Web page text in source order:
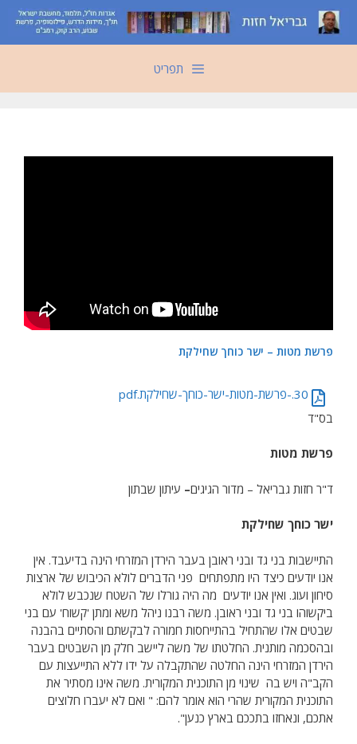
לדלג
לתוכן
תפריט
פרשת מטות – ישר כוחך שחילקת
30.-פרשת-מטות-ישר-כוחך-שחילקת.pdf
בס"ד
פרשת מטות
ד"ר חזות גבריאל – מדור הגיגים– עיתון שבתון
ישר כוחך שחילקת
התיישבות בני גד ובני ראובן בעבר הירדן המזרחי הינה בדיעבד. אין
אנו יודעים כיצד היו מתפתחים פני הדברים לולא הכיבוש של ארצות
סיחון ועוג. ואין אנו יודעים מה היה גורלו של השטח שנכבש לולא
ביקשוהו בני גד ובני ראובן. משה רבנו ניהל משא ומתן 'קשוח' עם בני
שבטים אלו שהתחיל בהתייחסות חמורה לבקשתם והסתיים בהבנה
ובהסכמה מותנית. החלטתו של משה ליישב חלק מן השבטים בעבר
הירדן המזרחי הינה החלטה שהתקבלה על ידו ללא התייעצות עם
הקב"ה ויש בה שינוי מן התוכנית המקורית. משה אינו מסתיר את
התוכנית המקורית שהרי הוא אומר להם: " ואם לא יעברו חלוצים
אתכם, ונאחזו בתככם בארץ כנען".